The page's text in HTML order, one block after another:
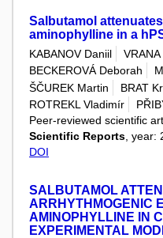
Salbutamol
aminophylline in a
KABANOV Daniil
BECKEROVÁ Deborah
ŠČUREK Martin
BRAT
ROTREKL Vladimír
Peer-reviewed scientific
Scientific Reports ,
DOI
SALBUTAMOL
ARRHYTHMOGENIC
AMINOPHYLLINE IN
EXPERIMENTAL